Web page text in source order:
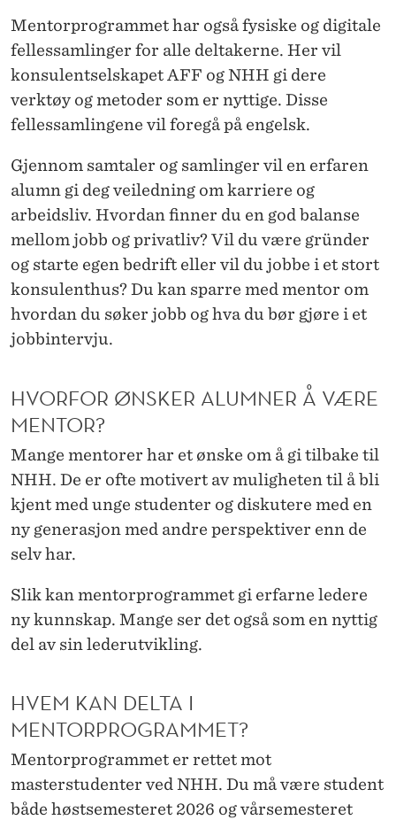
Mentorprogrammet har også fysiske og digitale
fellessamlinger for alle deltakerne. Her vil
konsulentselskapet AFF og NHH gi dere
verktøy og metoder som er nyttige. Disse
fellessamlingene vil foregå på engelsk.
Gjennom samtaler og samlinger vil en erfaren
alumn gi deg veiledning om karriere og
arbeidsliv. Hvordan finner du en god balanse
mellom jobb og privatliv? Vil du være gründer
og starte egen bedrift eller vil du jobbe i et stort
konsulenthus? Du kan sparre med mentor om
hvordan du søker jobb og hva du bør gjøre i et
jobbintervju.
HVORFOR ØNSKER ALUMNER Å VÆRE
MENTOR?
Mange mentorer har et ønske om å gi tilbake til
NHH. De er ofte motivert av muligheten til å bli
kjent med unge studenter og diskutere med en
ny generasjon med andre perspektiver enn de
selv har.
Slik kan mentorprogrammet gi erfarne ledere
ny kunnskap. Mange ser det også som en nyttig
del av sin lederutvikling.
HVEM KAN DELTA I
MENTORPROGRAMMET?
Mentorprogrammet er rettet mot
masterstudenter ved NHH. Du må være student
både høstsemesteret 2026 og vårsemesteret